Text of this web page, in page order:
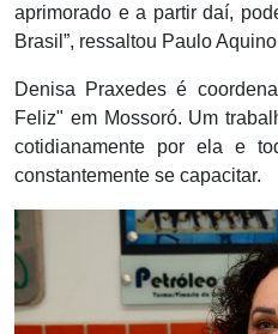
aprimorado e a partir daí,
Brasil”, ressaltou Paulo
Denisa Praxedes é
Feliz" em Mossoró. Um
cotidianamente por ela e
constantemente se capacitar.